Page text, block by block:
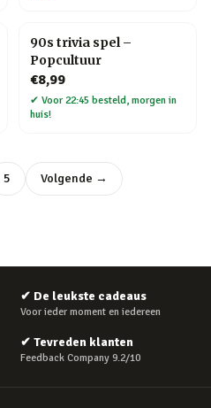
90s trivia spel –
Popcultuur
€8,99
✔ Voor 22:45 besteld, morgen in
huis!
5 Volgende →
✔ De leukste cadeaus
Voor ieder moment en iedereen
✔ Tevreden klanten
Feedback Company 9.2/10